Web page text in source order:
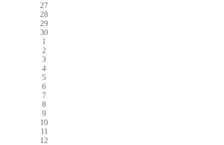
27
28
29
30
1
2
3
4
5
6
7
8
9
10
11
12